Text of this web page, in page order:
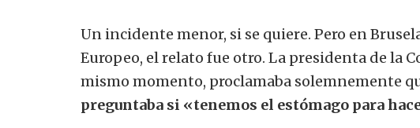
Un incidente menor, si se quiere. Pero en
Europeo, el relato fue otro. La presidenta de la
mismo momento, proclamaba solemnemente
preguntaba si «tenemos el estómago para